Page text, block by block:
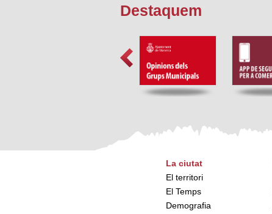
Destaquem
La ciutat
El territori
El Temps
Demografia